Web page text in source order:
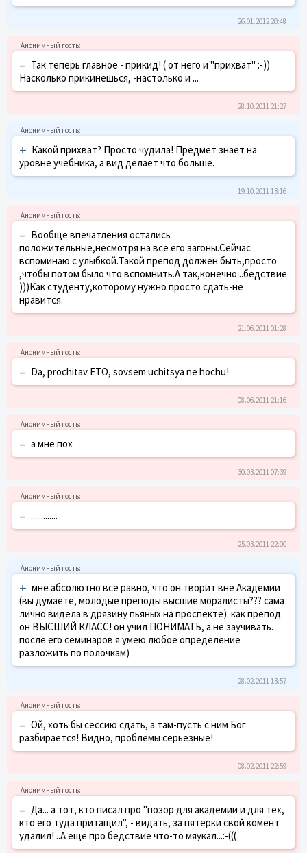
26.01.2012 20:48
– Так теперь главное - прикид! ( от него и "прихват" :-))
Насколько прикинешься, -настолько и ...
28.10.2011 21:27
+ Какой прихват? Просто чудила! Предмет знает на
уровне учебника, а вид делает что больше.
19.10.2011 13:16
– Вообще впечатления остались
положительные,несмотря на все его загоны.Сейчас
вспоминаю с улыбкой.Такой препод должен быть,просто
,чтобы потом было что вспомнить.А так,конечно...бедствие
)))Как студенту,которому нужно просто сдать-не
нравится.
21.06.2011 01:28
– Da, prochitav ETO, sovsem uchitsya ne hochu!
08.06.2011 21:16
– а мне пох
30.03.2011 07:39
– .............
25.03.2011 22:00
+ мне абсолютно всё равно, что он творит вне Академии
(вы думаете, молодые преподы высшие моралисты??? сама
лично видела в дрязину пьяных на проспекте). как препод
он ВЫСШИЙ КЛАСС! он учил ПОНИМАТЬ, а не заучивать.
после его семинаров я умею любое определение
разложить по полочкам)
28.02.2011 13:57
– Ой, хоть бы сессию сдать, а там-пусть с ним Бог
разбирается! Видно, проблемы серьезные!
08.02.2011 22:59
– Да... а тот, кто писал про "позор для академии и для тех,
кто его туда притащил", - видать, за пятерки свой комент
удалил! ..А еще про бедствие что-то мяукал...:-(((